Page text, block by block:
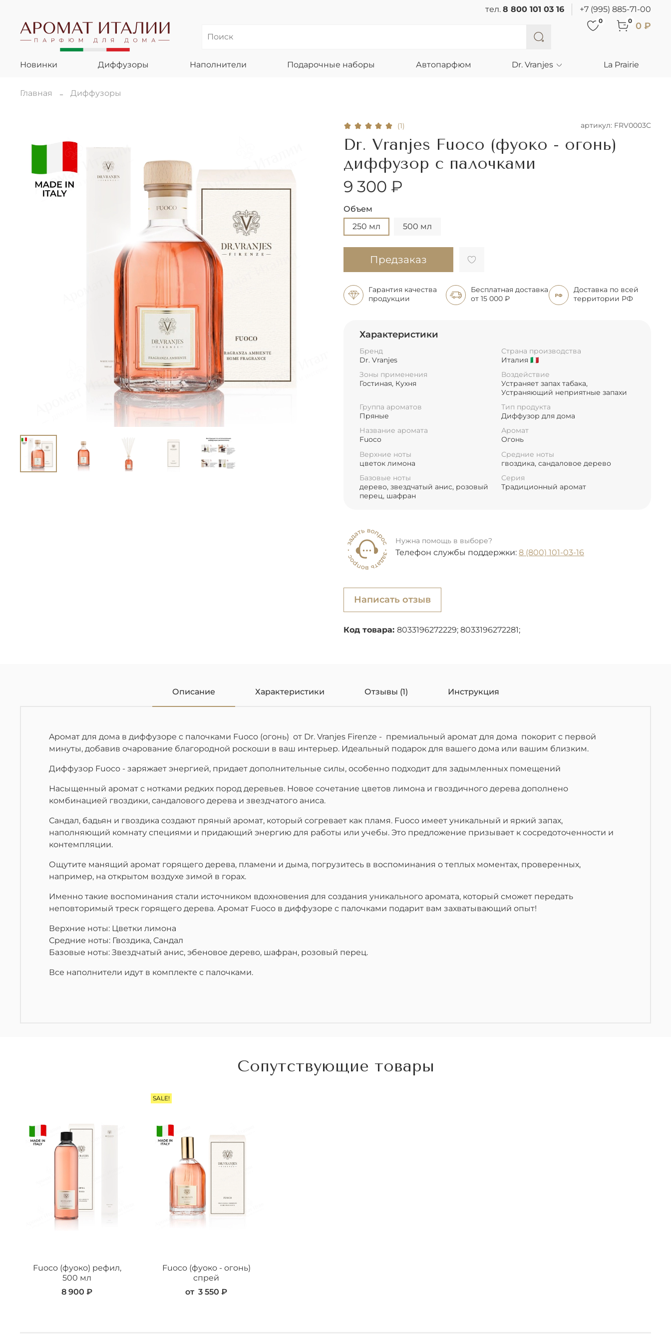
тел. 8 800 101 03 16 +7 (995) 885-71-00
0 0 0 ₽
Новинки Диффузоры Наполнители Подарочные наборы Автопарфюм Dr. Vranjes La Prairie
Главная Диффузоры
(1) артикул: FRV0003C
Dr. Vranjes Fuoco (фуоко - огонь)
диффузор с палочками
9 300 ₽
Объем
250 мл
500 мл
Предзаказ
Гарантия качества
продукции
Бесплатная доставка
от 15 000 ₽
Доставка по всей
территории РФ
Характеристики
Бренд
Dr. Vranjes
Страна производства
Италия 🇮🇹
Зоны применения
Гостиная, Кухня
Воздействие
Устраняет запах табака,
Устраняющий неприятные запахи
Группа ароматов
Пряные
Тип продукта
Диффузор для дома
Название аромата
Fuoco
Аромат
Огонь
Верхние ноты
цветок лимона
Средние ноты
гвоздика, сандаловое дерево
Базовые ноты
дерево, звездчатый анис, розовый
перец, шафран
Серия
Традиционный аромат
Нужна помощь в выборе?
Телефон службы поддержки: 8 (800) 101-03-16
Написать отзыв
Код товара: 8033196272229; 8033196272281;
Описание Характеристики Отзывы (1) Инструкция
Aромат для дома в диффузоре c палочками Fuoco (огонь) от Dr. Vranjes Firenze - премиальный аромат для дома покорит с первой
минуты, добавив очарование благородной роскоши в ваш интерьер. Идеальный подарок для вашего дома или вашим близким.
Диффузор Fuoco - заряжает энергией, придает дополнительные силы, особенно подходит для задымленных помещений
Насыщенный аромат с нотками редких пород деревьев. Новое сочетание цветов лимона и гвоздичного дерева дополнено
комбинацией гвоздики, сандалового дерева и звездчатого аниса.
Сандал, бадьян и гвоздика создают пряный аромат, который согревает как пламя. Fuoco имеет уникальный и яркий запах,
наполняющий комнату специями и придающий энергию для работы или учебы. Это предложение призывает к сосредоточенности и
контемпляции.
Ощутите манящий аромат горящего дерева, пламени и дыма, погрузитесь в воспоминания о теплых моментах, проверенных,
например, на открытом воздухе зимой в горах.
Именно такие воспоминания стали источником вдохновения для создания уникального аромата, который сможет передать
неповторимый треск горящего дерева. Аромат Fuoco в диффузоре с палочками подарит вам захватывающий опыт!
Верхние ноты: Цветки лимона
Средние ноты: Гвоздика, Сандал
Базовые ноты: Звездчатый анис, эбеновое дерево, шафран, розовый перец.
Все наполнители идут в комплекте с палочками.
Сопутствующие товары
Fuoco (фуоко) рефил,
500 мл
8 900 ₽
SALE!
Fuoco (фуоко - огонь)
спрей
от 3 550 ₽